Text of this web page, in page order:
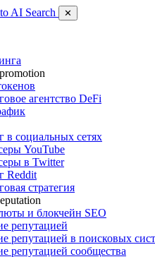
AI Search ✕
агентство DeFi
в социальных сетях
YouTube
в Twitter
Reddit
стратегия
и блокчейн SEO
репутацией
репутацией в поисковых
репутацией сообщества